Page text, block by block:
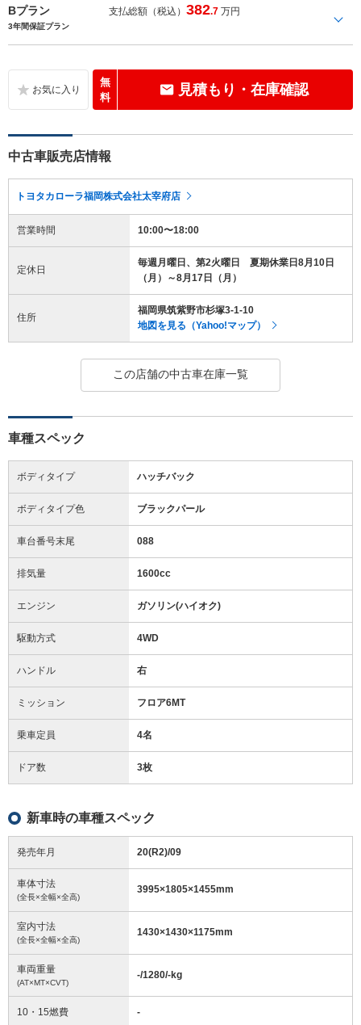
Bプラン 支払総額（税込）382.7 万円
3年間保証プラン
無
料
見積もり・在庫確認
中古車販売店情報
トヨタカローラ福岡株式会社太宰府店
営業時間 10:00〜18:00
定休日
毎週月曜日、第2火曜日 夏期休業日8月10日
（月）～8月17日（月）
住所
福岡県筑紫野市杉塚3-1-10
地図を見る（Yahoo!マップ）
この店舗の中古車在庫一覧
車種スペック
ボディタイプ ハッチバック
ボディタイプ色 ブラックパール
車台番号末尾 088
排気量 1600cc
エンジン ガソリン(ハイオク)
駆動方式 4WD
ハンドル 右
ミッション フロア6MT
乗車定員 4名
ドア数 3枚
新車時の車種スペック
発売年月 20(R2)/09
車体寸法
(全長×全幅×全高)
3995×1805×1455mm
室内寸法
(全長×全幅×全高)
1430×1430×1175mm
車両重量
(AT×MT×CVT)
-/1280/-kg
10・15燃費 -